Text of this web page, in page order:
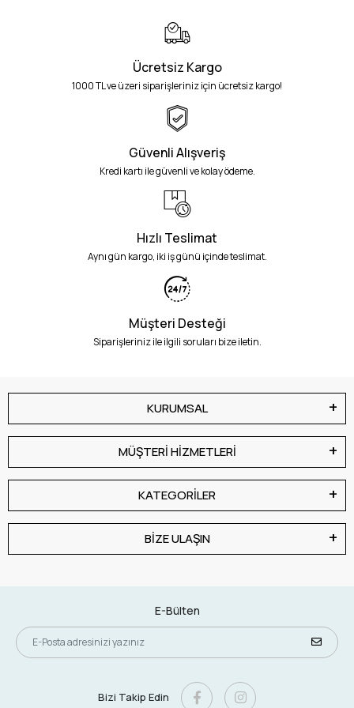
Ücretsiz Kargo
1000 TL ve üzeri siparişleriniz için ücretsiz kargo!
Güvenli Alışveriş
Kredi kartı ile güvenli ve kolay ödeme.
Hızlı Teslimat
Aynı gün kargo, iki iş günü içinde teslimat.
Müşteri Desteği
Siparişleriniz ile ilgili soruları bize iletin.
KURUMSAL
MÜŞTERİ HİZMETLERİ
KATEGORİLER
BİZE ULAŞIN
E-Bülten
Bizi Takip Edin